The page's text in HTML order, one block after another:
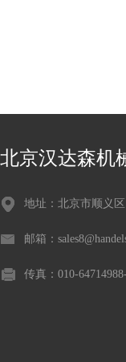
北京汉达森机
地址：北京市顺义
邮箱：
传真：010-